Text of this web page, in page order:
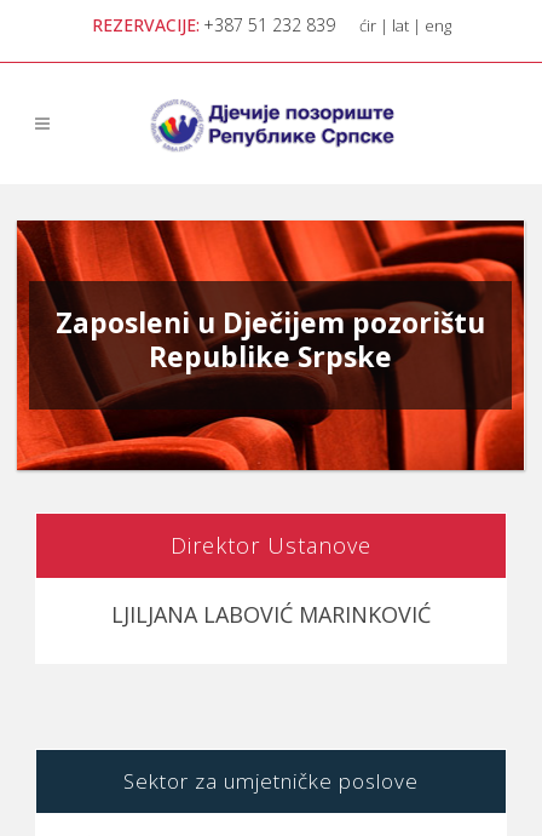
REZERVACIJE: +387 51 232 839 ćir| lat| eng
Zaposleni u Dječijem pozorištu
Republike Srpske
Direktor Ustanove
LJILJANA LABOVIĆ MARINKOVIĆ
Sektor za umjetničke poslove